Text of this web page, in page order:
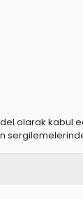
olarak kabul